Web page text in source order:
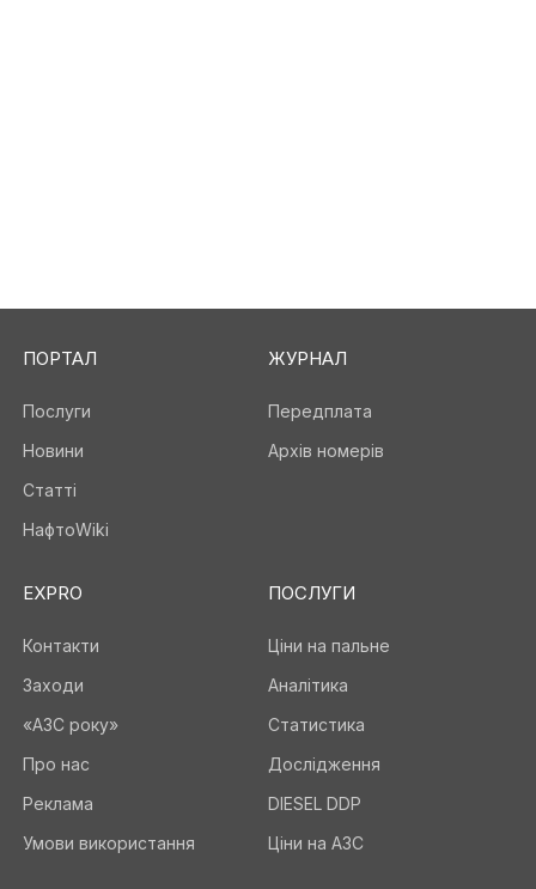
ПОРТАЛ
Послуги
Новини
Статті
НафтоWiki
ЖУРНАЛ
Передплата
Архів номерів
EXPRO
Контакти
Заходи
«АЗС року»
Про нас
Реклама
Умови використання
ПОСЛУГИ
Ціни на пальне
Аналітика
Статистика
Дослідження
DIESEL DDP
Ціни на АЗС